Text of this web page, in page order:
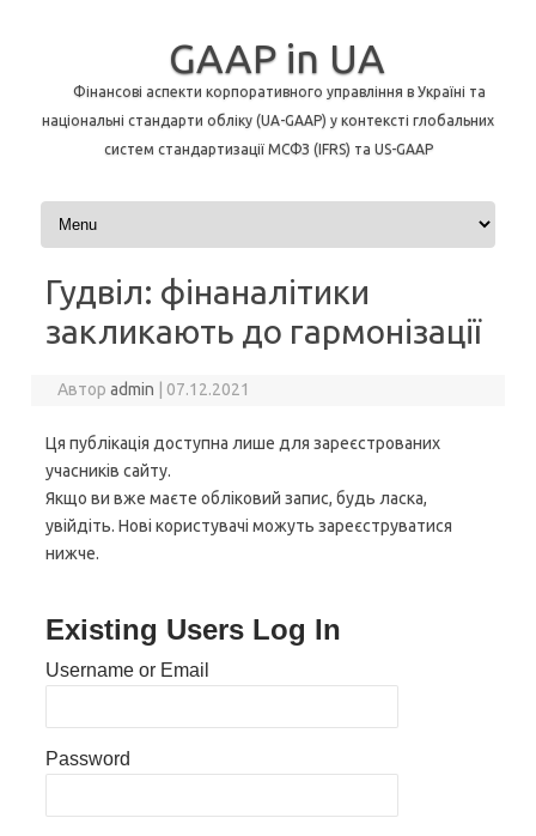
GAAP in UA
Фінансові аспекти корпоративного управління в Україні та
національні стандарти обліку (UA-GAAP) у контексті глобальних
систем стандартизації МСФЗ (IFRS) та US-GAAP
Перейти до контенту
Гудвіл: фінаналітики
закликають до гармонізації
Авторadmin 07.12.2021
Ця публікація доступна лише для зареєстрованих
учасників сайту.
Якщо ви вже маєте обліковий запис, будь ласка,
увійдіть. Нові користувачі можуть зареєструватися
нижче.
Existing Users Log In
Username or Email
Password